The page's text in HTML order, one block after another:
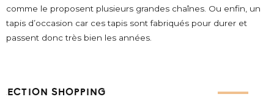
comme le proposent plusieurs grandes chaînes. Ou enfin, un
tapis d’occasion car ces tapis sont fabriqués pour durer et
passent donc très bien les années.
SHOPPING